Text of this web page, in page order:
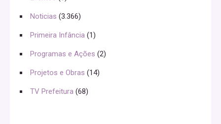
Noticias (3.366)
Primeira Infância (1)
Programas e Ações (2)
Projetos e Obras (14)
TV Prefeitura (68)